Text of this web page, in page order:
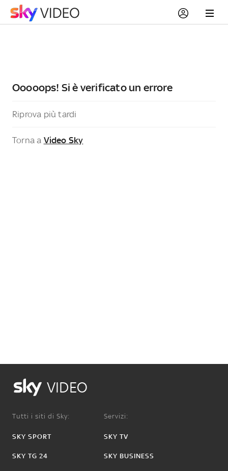
Ooooops! Si è verificato un errore
Riprova più tardi
Torna a Video Sky
VIDEO
Tutti i siti di Sky:
SKY SPORT
SKY TG 24
Servizi:
SKY TV
SKY BUSINESS